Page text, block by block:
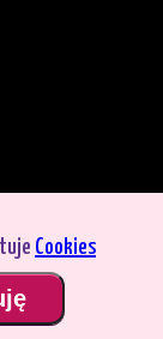
interesujący.
Cookies